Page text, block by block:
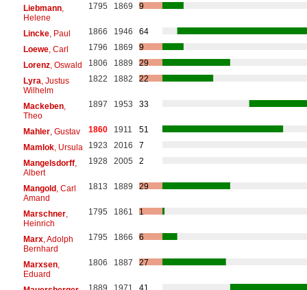
Liebmann,
Helene
1795 1869 9
Lincke, Paul 1866 1946
64
Loewe, Carl 1796 1869
9
Lorenz, Oswald 1806 1889
29
Lyra , Justus
Wilhelm
1822 1882 22
Mackeben,
Theo
1897 1953 33
Mahler, Gustav 1860 1911
51
Mamlok, Ursula 1923 2016
7
Mangelsdorff,
Albert
1928 2005 2
Mangold, Carl
Amand
1813 1889 29
Marschner,
Heinrich
1795 1861 1
Marx, Adolph
Bernhard
1795 1866 6
Marxsen,
Eduard
1806 1887 27
1889 1971 41